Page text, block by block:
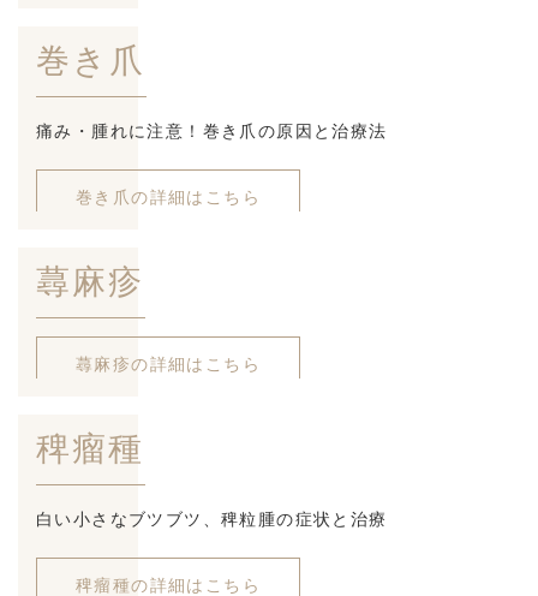
巻き爪
痛み・腫れに注意！巻き爪の原因と治療法
巻き爪の詳細はこちら
蕁麻疹
蕁麻疹の詳細はこちら
稗瘤種
白い小さなブツブツ、稗粒腫の症状と治療
稗瘤種の詳細はこちら